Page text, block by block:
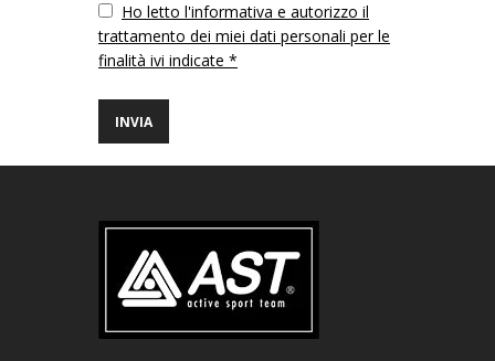
VuotoHo letto l'informativa e autorizzo il
trattamento dei miei dati personali per le
finalità ivi indicate *